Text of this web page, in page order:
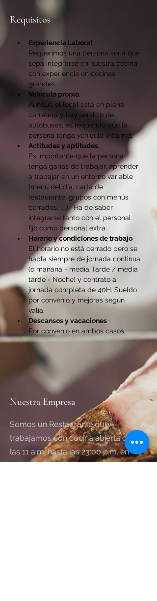
Requisitos
Experiencia Laboral.
Requerimos una persona seria que
sepa integrarse en nuestra cocina
con experiencia en cocinas
grandes.
Vehículo propio.
Aunque el local está en plena
carretera y hay servicio de
autobuses, es requerido que la
persona tenga vehículo y carnet.
Actitudes y aptitudes.
Es importante que la persona
tenga ganas de trabajar, aprender
a trabajar en un entorno variable
(menú del día, carta de
restaurante, grupos con menús
cerrados, ....).  Ha de saber
integrarse tanto con el personal
fijo como personal extra.
Horario y condiciones de trabajo
El horario no está cerrado pero se
habla siempre de jornada continua
(o mañana - media Tarde / media
tarde - Noche) y contrato a
jornada completa de 40H. Sueldo
por convenio y mejoras según
valía.
Descansos y vacaciones
Por convenio en ambos casos.
Nuestra Empresa
Somos un Restaurante que
trabajamos con cocina abierta desde
las 11 a.m. hasta las 23:00 p.m. en
pleno camino portugués. Trabajamos